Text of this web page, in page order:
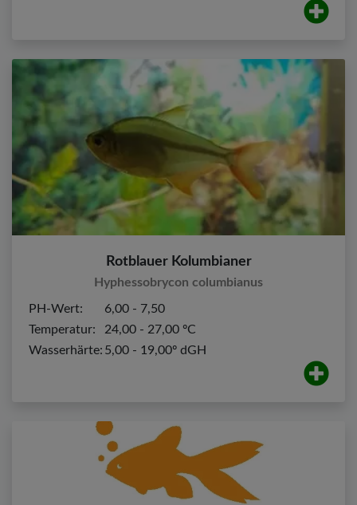
Rotblauer Kolumbianer
Hyphessobrycon columbianus
PH-Wert:
6,00 - 7,50
Temperatur:
24,00 - 27,00 ºC
Wasserhärte: 5,00 - 19,00º dGH